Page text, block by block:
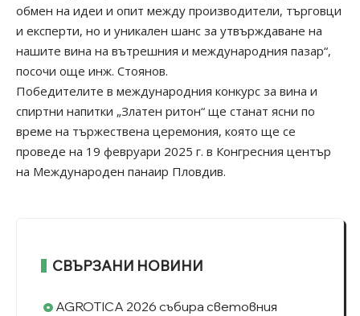
обмен на идеи и опит между производители, търговци
и експерти, но и уникален шанс за утвърждаване на
нашите вина на вътрешния и международния пазар“,
посочи още инж. Стоянов.
Победителите в международния конкурс за вина и
спиртни напитки „Златен ритон“ ще станат ясни по
време на тържествена церемония, която ще се
проведе на 19 февруари 2025 г. в Конгресния център
на Международен панаир Пловдив.
СВЪРЗАНИ НОВИНИ
AGROTICA 2026 събира световния